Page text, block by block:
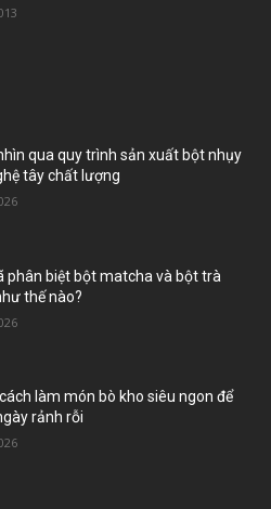
qua quy trình sản xuất bột nhụy
tây chất lượng
phân biệt bột matcha và bột trà
thế nào?
làm món bò kho siêu ngon để
rảnh rỗi